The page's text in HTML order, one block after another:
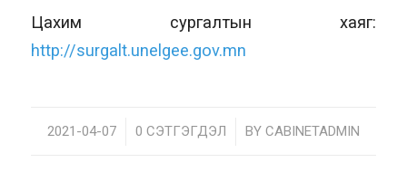
Цахим сургалтын хаяг:
http://surgalt.unelgee.gov.mn
2021-04-07
/ 0 СЭТГЭГДЭЛ
/ BY CABINETADMIN